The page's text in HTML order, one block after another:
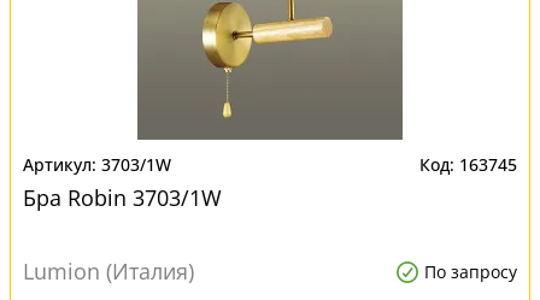
3703/1W 163745
Бра Robin 3703/1W
Lumion (Италия) По запросу